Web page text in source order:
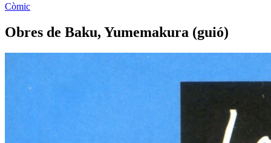
Còmic
Obres de Baku, Yumemakura (guió)